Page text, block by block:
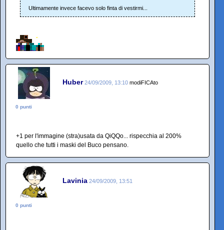
Ultimamente invece facevo solo finta di vestirmi...
Huber 24/09/2009, 13:10 modiFICAto
0 punti
+1 per l'immagine (stra)usata da QiQQo... rispecchia al 200%
quello che tutti i maski del Buco pensano.
Lavinia 24/09/2009, 13:51
0 punti